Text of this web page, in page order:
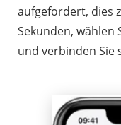
aufgefordert, dies
Sekunden, wählen
und verbinden Sie